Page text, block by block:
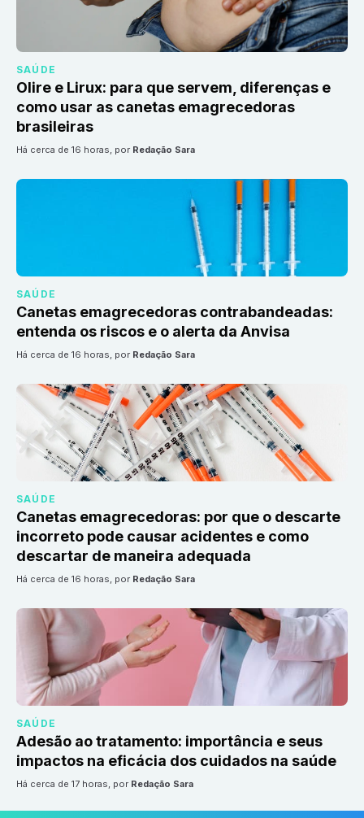
SAÚDE
Olire e Lirux: para que servem, diferenças e
como usar as canetas emagrecedoras
brasileiras
há cerca de 16 horas, por Redação Sara
SAÚDE
Canetas emagrecedoras contrabandeadas:
entenda os riscos e o alerta da Anvisa
há cerca de 16 horas, por Redação Sara
SAÚDE
Canetas emagrecedoras: por que o descarte
incorreto pode causar acidentes e como
descartar de maneira adequada
há cerca de 16 horas, por Redação Sara
SAÚDE
Adesão ao tratamento: importância e seus
impactos na eficácia dos cuidados na saúde
há cerca de 17 horas, por Redação Sara